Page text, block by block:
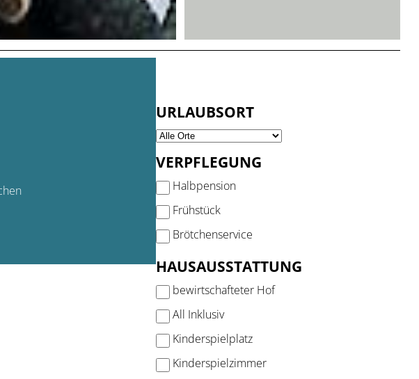
URLAUBSORT
VERPFLEGUNG
Halbpension
Frühstück
Brötchenservice
HAUSAUSSTATTUNG
bewirtschafteter Hof
All Inklusiv
Kinderspielplatz
Kinderspielzimmer